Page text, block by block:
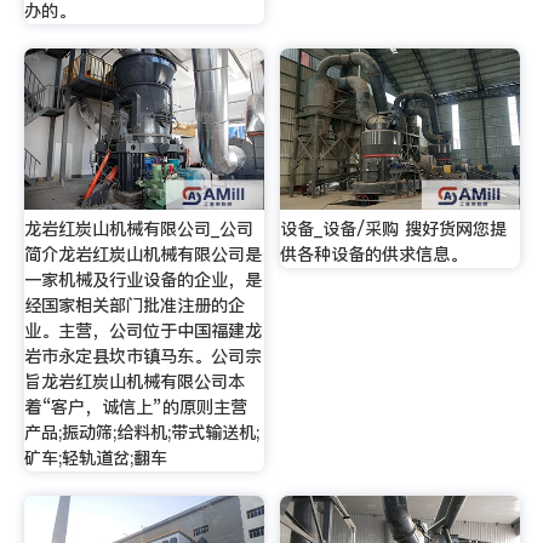
办的。
龙岩红炭山机械有限公司_公司
简介龙岩红炭山机械有限公司是
一家机械及行业设备的企业，是
经国家相关部门批准注册的企
业。主营，公司位于中国福建龙
岩市永定县坎市镇马东。公司宗
旨龙岩红炭山机械有限公司本
着“客户，诚信上”的原则主营
产品;振动筛;给料机;带式输送机;
矿车;轻轨道岔;翻车
设备_设备/采购 搜好货网您提
供各种设备的供求信息。